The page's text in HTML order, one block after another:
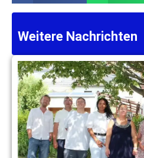
Weitere Nachrichten